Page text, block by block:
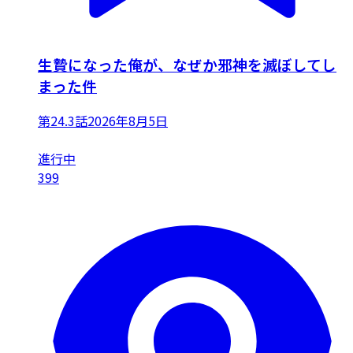
生贄になった俺が、なぜか邪神を滅ぼしてし
まった件
第24.3話2026年8月5日
進行中
399